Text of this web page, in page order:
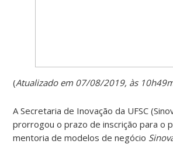
(Atualizado em 07/08/2019, às
A Secretaria de Inovação da UFSC
prorrogou o prazo de inscrição para o
mentoria de modelos de negócio